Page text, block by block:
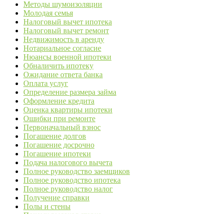
Методы шумоизоляции
Молодая семья
Налоговый вычет ипотека
Налоговый вычет ремонт
Недвижимость в аренду
Нотариальное согласие
Нюансы военной ипотеки
Обналичить ипотеку
Ожидание ответа банка
Оплата услуг
Определение размера займа
Оформление кредита
Оценка квартиры ипотеки
Ошибки при ремонте
Первоначальный взнос
Погашение долгов
Погашение досрочно
Погашение ипотеки
Подача налогового вычета
Полное руководство заемщиков
Полное руководство ипотека
Полное руководство налог
Получение справки
Полы и стены